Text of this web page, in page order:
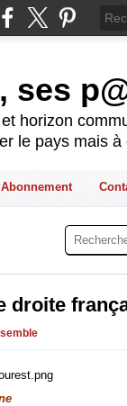
ses
horizon
le pays mais
Abonnement
droite